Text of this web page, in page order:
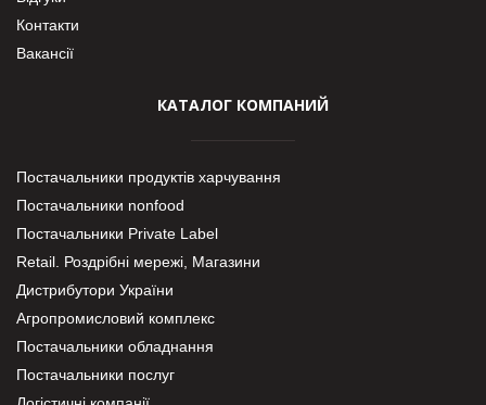
Контакти
Вакансії
КАТАЛОГ КОМПАНИЙ
Постачальники продуктів харчування
Постачальники nonfood
Постачальники Private Label
Retail. Роздрібні мережі, Магазини
Дистрибутори України
Агропромисловий комплекс
Постачальники обладнання
Постачальники послуг